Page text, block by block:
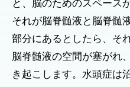
と、脳のためのスペース
それが脳脊髄液と脳脊髄
部分にあるとしたら、そ
脳脊髄液の空間が塞がれ
き起こします。水頭症は